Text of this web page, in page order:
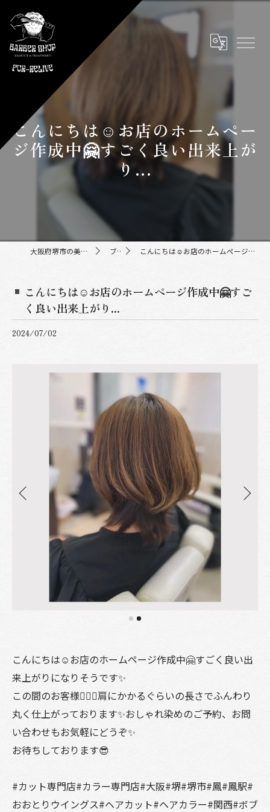
こんにちは☺️お店のホームペー
ジ作成中🤗すごく良い出来上が
り...
大阪府堺市の美容室ならFor-Relive ブログ こんにちは☺️お店のホームページ作成中🤗すごく良い出来上がり...
こんにちは☺️お店のホームページ作成中🤗すご
く良い出来上がり...
2024/07/02
こんにちは☺️お店のホームページ作成中🤗すごく良い出
来上がりになりそうです✨
この間のお客様💇🏼‍♀️肩にかかるぐらいの長さでふんわり
丸く仕上がっております✨おしゃれ染めのご予約、お問
い合わせもお気軽にどうぞ✨
お待ちしております😎
#カット専門店#カラー専門店#大阪#堺#堺市#鳳#鳳駅#
おおとりウイングス#ヘアカット#ヘアカラー#関西#ボブ